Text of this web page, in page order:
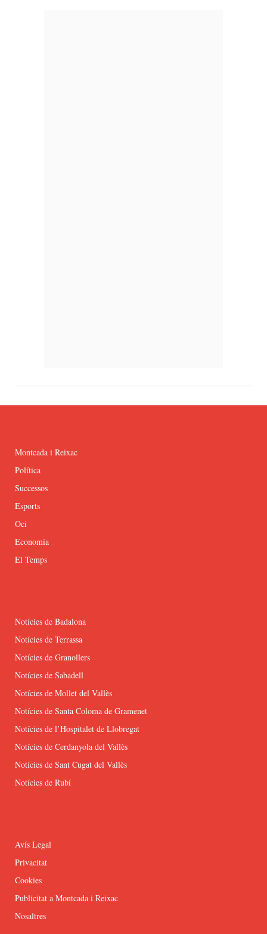
Montcada i Reixac
Política
Successos
Esports
Oci
Economia
El Temps
Notícies de Badalona
Notícies de Terrassa
Notícies de Granollers
Notícies de Sabadell
Notícies de Mollet del Vallès
Notícies de Santa Coloma de Gramenet
Notícies de l’Hospitalet de Llobregat
Notícies de Cerdanyola del Vallès
Notícies de Sant Cugat del Vallès
Notícies de Rubí
Avís Legal
Privacitat
Cookies
Publicitat a Montcada i Reixac
Nosaltres